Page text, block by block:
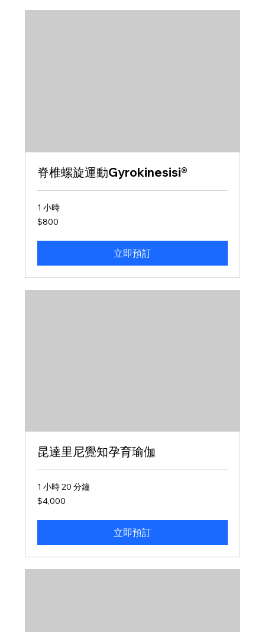
脊椎螺旋運動Gyrokinesisi®
1 小時
800
新
幣
$800
立即預訂
昆達里尼覺知孕育瑜伽
1 小時 20 分鐘
4,000
新
幣
$4,000
立即預訂